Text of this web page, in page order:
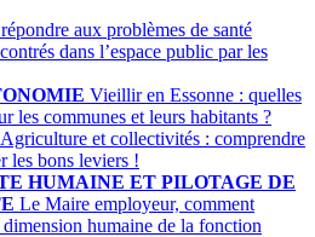
aux problèmes de santé
dans l’espace public par les
Vieillir en Essonne : quelles
les communes et leurs habitants ?
Agriculture et collectivités : comprendre
les bons leviers !
HUMAINE ET PILOTAGE DE
Le Maire employeur, comment
humaine de la fonction